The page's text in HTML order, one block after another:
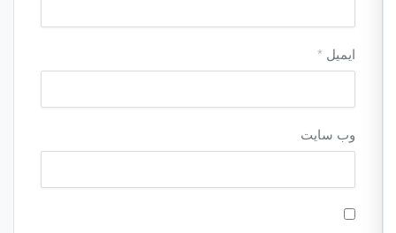
ایمیل*
وب‌ سایت